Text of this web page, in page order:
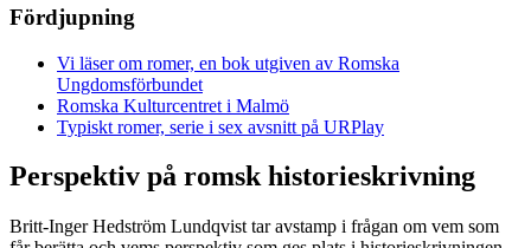
Fördjupning
Vi läser om romer, en bok utgiven av Romska
Ungdomsförbundet
Romska Kulturcentret i Malmö
Typiskt romer, serie i sex avsnitt på URPlay
Perspektiv på romsk historieskrivning
Britt-Inger Hedström Lundqvist tar avstamp i frågan om vem som